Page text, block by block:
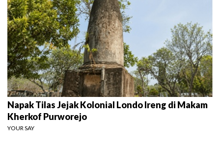
Napak Tilas Jejak Kolonial Londo Ireng di Makam
Kherkof Purworejo
YOUR SAY